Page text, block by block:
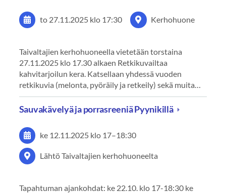
to 27.11.2025 klo 17:30 Kerhohuone
Taivaltajien kerhohuoneella vietetään torstaina
27.11.2025 klo 17.30 alkaen Retkikuvailtaa
kahvitarjoilun kera. Katsellaan yhdessä vuoden
retkikuvia (melonta, pyöräily ja retkeily) sekä muita…
Sauvakävelyä ja porrasreeniä Pyynikillä
ke 12.11.2025 klo 17–18:30
Lähtö Taivaltajien kerhohuoneelta
Tapahtuman ajankohdat: ke 22.10. klo 17-18:30 ke